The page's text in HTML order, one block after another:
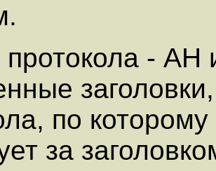
протокола -
по
за